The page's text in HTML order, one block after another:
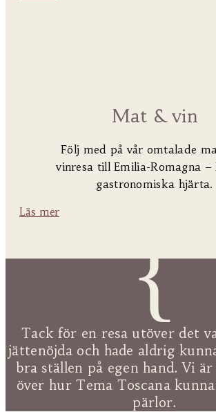
Mat & vin
Följ med på vår omtalade
vinresa till Emilia-Romagna –
gastronomiska hjärta.
Läs mer
{
Tack för en resa utöver det
jättenöjda och hade aldrig
bra ställen på egen hand. Vi
över hur Tema Toscana
pärlor.